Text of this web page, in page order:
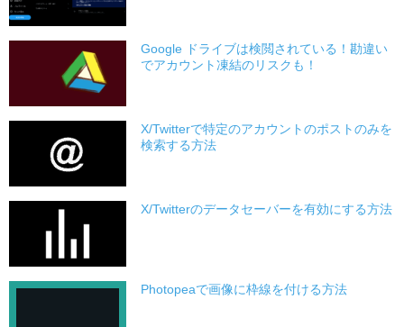
Google ドライブは検閲されている！勘違い
でアカウント凍結のリスクも！
X/Twitterで特定のアカウントのポストのみを
検索する方法
X/Twitterのデータセーバーを有効にする方法
Photopeaで画像に枠線を付ける方法